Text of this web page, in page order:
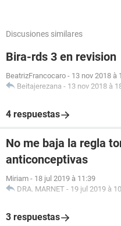
Discusiones similares
Bira-rds 3 en revision
BeatrizFrancocaro - 13 nov 2018 à
Beitajerezana - 13 nov 2018 à
4 respuestas
No me baja la regla
anticonceptivas
Miriam - 18 jul 2019 à 11:39
DRA. MARNET - 19 jul 2019 à
3 respuestas